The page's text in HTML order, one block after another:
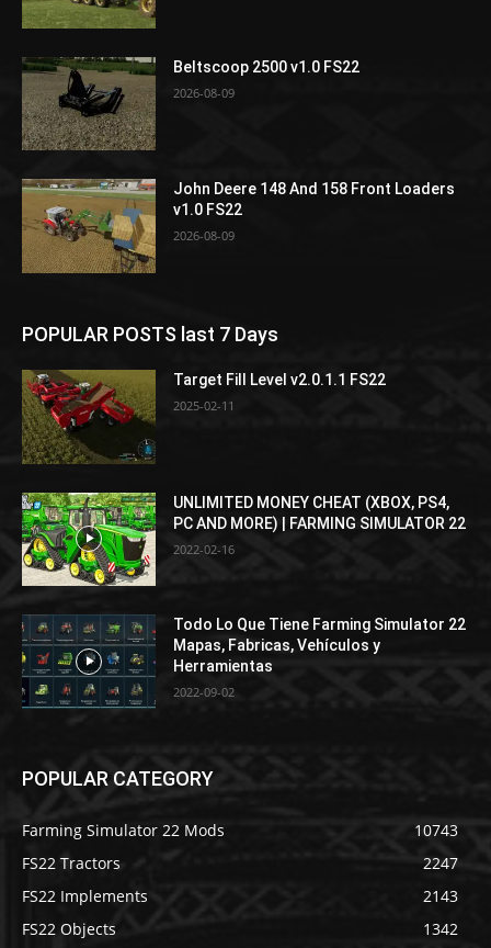
Beltscoop 2500 v1.0 FS22
2026-08-09
John Deere 148 And 158 Front Loaders
v1.0 FS22
2026-08-09
POPULAR POSTS last 7 Days
Target Fill Level v2.0.1.1 FS22
2025-02-11
UNLIMITED MONEY CHEAT (XBOX, PS4,
PC AND MORE) | FARMING SIMULATOR 22
2022-02-16
Todo Lo Que Tiene Farming Simulator 22
Mapas, Fabricas, Vehículos y
Herramientas
2022-09-02
POPULAR CATEGORY
Farming Simulator 22 Mods
10743
FS22 Tractors
2247
FS22 Implements
2143
FS22 Objects
1342